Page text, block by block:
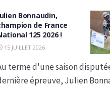
Bonnaudin,
de France
125 2026 !
15 JUILLET 2026
terme d'une saison
épreuve, Julien